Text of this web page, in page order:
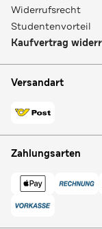
Widerrufsrecht
Studentenvorteil
Kaufvertrag
Versandart
Zahlungsarten